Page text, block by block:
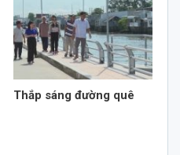
Thắp sáng đường quê